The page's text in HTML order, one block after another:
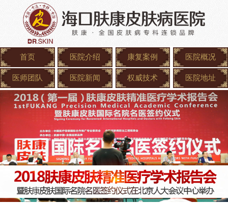
首页 医院介绍 康复案例 医院概况
医师团队 医院新闻 权威技术 医院地址